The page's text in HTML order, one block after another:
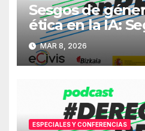
Sesgos de
ética en la IA:
jornada
MAR 8, 2026
ESPECIALES Y CONFERENCIAS